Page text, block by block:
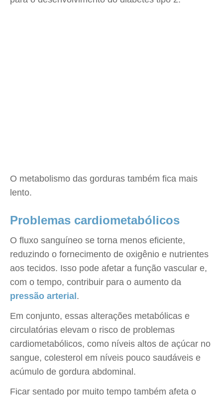
O metabolismo das gorduras também fica mais
lento.
Problemas cardiometabólicos
O fluxo sanguíneo se torna menos eficiente,
reduzindo o fornecimento de oxigênio e nutrientes
aos tecidos. Isso pode afetar a função vascular e,
com o tempo, contribuir para o aumento da
pressão arterial .
Em conjunto, essas alterações metabólicas e
circulatórias elevam o risco de problemas
cardiometabólicos, como níveis altos de açúcar no
sangue, colesterol em níveis pouco saudáveis e
acúmulo de gordura abdominal.
Ficar sentado por muito tempo também afeta o